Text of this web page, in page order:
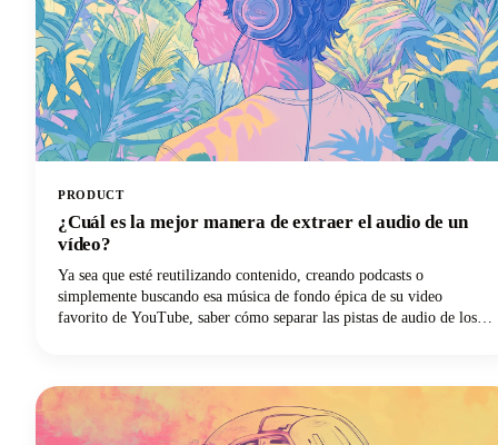
PRODUCT
¿Cuál es la mejor manera de extraer el audio de un
vídeo?
Ya sea que esté reutilizando contenido, creando podcasts o
simplemente buscando esa música de fondo épica de su video
favorito de YouTube, saber cómo separar las pistas de audio de los
independiente.